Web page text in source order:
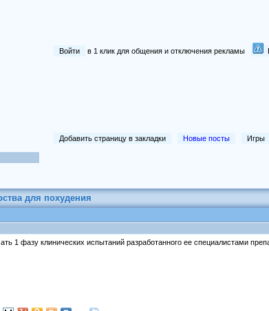
Войти в 1 клик для общения и отключения рекламы
Добавить страницу в закладки Новые посты Игры
для похудения
1 фазу клинических испытаний разработанного ее специалистами